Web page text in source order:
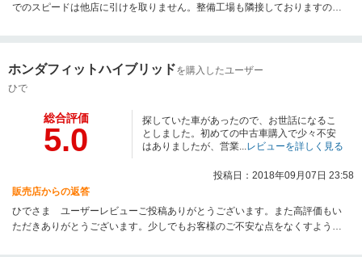
でのスピードは他店に引けを取りません。整備工場も隣接しておりますので
さい。こちらこそありがとうございました！
ホンダフィットハイブリッドを購入したユーザー
ひで
総合評価
5.0
探していた車があったので、お世話になるこ
としました。初めての中古車購入で少々不安
はありましたが、営業... レビューを詳しく見る
投稿日：2018年09月07日 23:58
販売店からの返答
ひでさま ユーザーレビューご投稿ありがとうございます。また高評価もい
ただきありがとうございます。少しでもお客様のご不安な点をなくすように